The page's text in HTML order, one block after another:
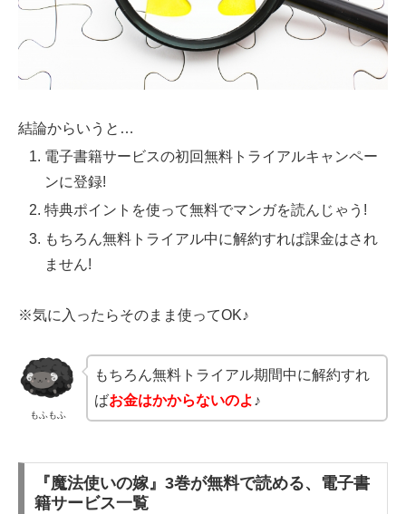
結論からいうと…
電子書籍サービスの初回無料トライアルキャンペー
ンに登録!
特典ポイントを使って無料でマンガを読んじゃう!
もちろん無料トライアル中に解約すれば課金はされ
ません!
※気に入ったらそのまま使ってOK♪
もふもふ
もちろん無料トライアル期間中に解約すれ
ばお金はかからないのよ ♪
『魔法使いの嫁』3巻が無料で読める、電子書
籍サービス一覧